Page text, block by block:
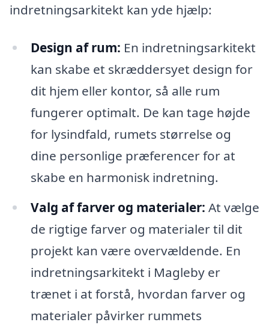
indretningsarkitekt kan yde hjælp:
Design af rum: En indretningsarkitekt
kan skabe et skræddersyet design for
dit hjem eller kontor, så alle rum
fungerer optimalt. De kan tage højde
for lysindfald, rumets størrelse og
dine personlige præferencer for at
skabe en harmonisk indretning.
Valg af farver og materialer: At vælge
de rigtige farver og materialer til dit
projekt kan være overvældende. En
indretningsarkitekt i Magleby er
trænet i at forstå, hvordan farver og
materialer påvirker rummets